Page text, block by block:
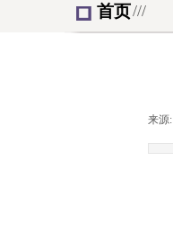
///
首页
来源: